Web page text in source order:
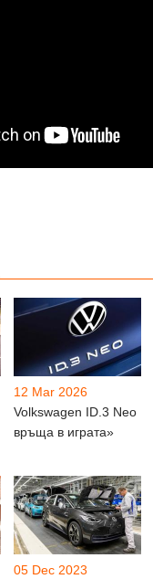
12 Mar 2026
Volkswagen ID.3 Neo
връща в играта»
05 Dec 2023